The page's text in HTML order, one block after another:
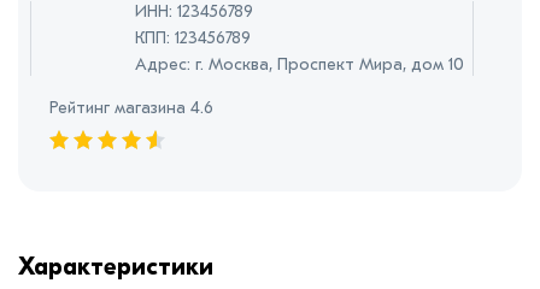
ИНН: 123456789
КПП: 123456789
Адрес: г. Москва, Проспект Мира, дом 10
Рейтинг магазина 4.6
Характеристики